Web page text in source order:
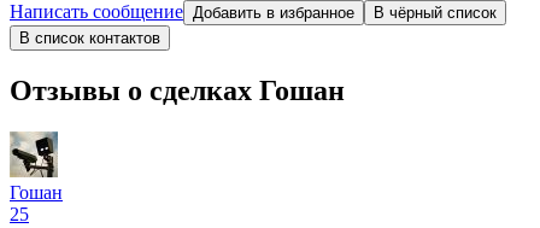
Написать сообщение Добавить в избранное
В чёрный список
В список контактов
Отзывы о сделках Гошан
Гошан
25